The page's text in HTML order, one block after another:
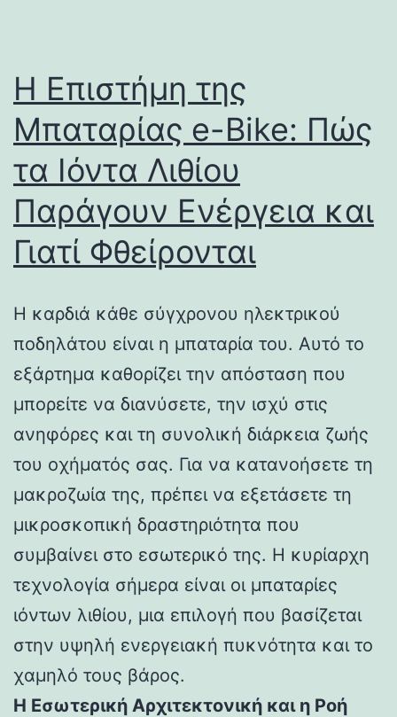
Η Επιστήμη της
Μπαταρίας e-Bike: Πώς
τα Ιόντα Λιθίου
Παράγουν Ενέργεια και
Γιατί Φθείρονται
Η καρδιά κάθε σύγχρονου ηλεκτρικού
ποδηλάτου είναι η μπαταρία του. Αυτό το
εξάρτημα καθορίζει την απόσταση που
μπορείτε να διανύσετε, την ισχύ στις
ανηφόρες και τη συνολική διάρκεια ζωής
του οχήματός σας. Για να κατανοήσετε τη
μακροζωία της, πρέπει να εξετάσετε τη
μικροσκοπική δραστηριότητα που
συμβαίνει στο εσωτερικό της. Η κυρίαρχη
τεχνολογία σήμερα είναι οι μπαταρίες
ιόντων λιθίου, μια επιλογή που βασίζεται
στην υψηλή ενεργειακή πυκνότητα και το
χαμηλό τους βάρος.
Η Εσωτερική Αρχιτεκτονική και η Ροή